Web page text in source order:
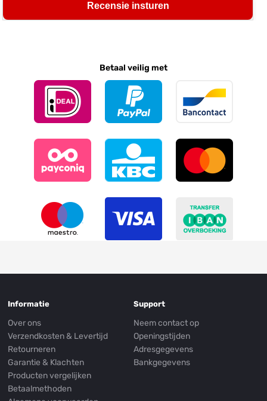
Recensie insturen
Betaal veilig met
Informatie
Over ons
Verzendkosten & Levertijd
Retourneren
Garantie & Klachten
Producten vergelijken
Betaalmethoden
Support
Neem contact op
Openingstijden
Adresgegevens
Bankgegevens